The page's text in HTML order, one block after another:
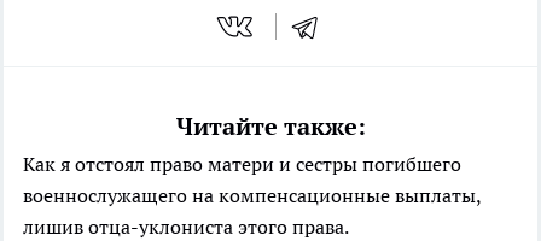
Читайте также:
Как я отстоял право матери и сестры погибшего
военнослужащего на компенсационные выплаты,
лишив отца-уклониста этого права.